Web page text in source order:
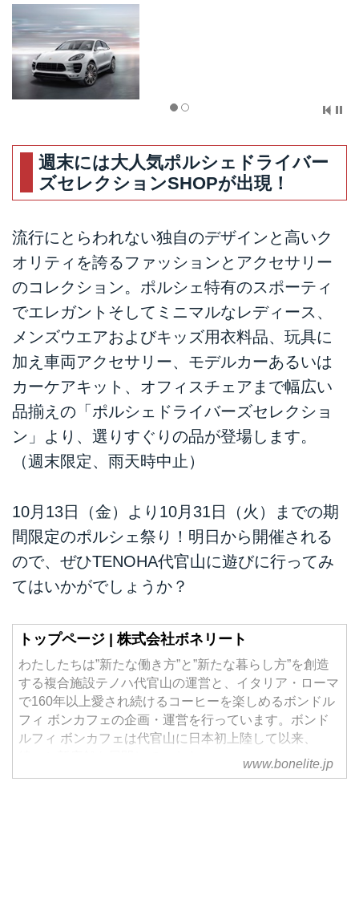
週末には大人気ポルシェドライバー
ズセレクションSHOPが出現！
​流行にとらわれない独自のデザインと高いク
オリティを誇るファッションとアクセサリー
のコレクション。ポルシェ特有のスポーティ
でエレガントそしてミニマルなレディース、
メンズウエアおよびキッズ用衣料品、玩具に
加え車両アクセサリー、モデルカーあるいは
カーケアキット、オフィスチェアまで幅広い
品揃えの「ポルシェドライバーズセレクショ
ン」より、選りすぐりの品が登場します。
（週末限定、雨天時中止）
10月13日（金）より10月31日（火）までの期
間限定のポルシェ祭り！明日から開催される
ので、ぜひTENOHA代官山に遊びに行ってみ
てはいかがでしょうか？
トップページ | 株式会社ボネリート
わたしたちは”新たな働き方”と”新たな暮らし方”を創造
する複合施設テノハ代官山の運営と、イタリア・ローマ
で160年以上愛され続けるコーヒーを楽しめるボンドル
フィ ボンカフェの企画・運営を行っています。ボンド
ルフィ ボンカフェは代官山に日本初上陸して以来、
www.bonelite.jp